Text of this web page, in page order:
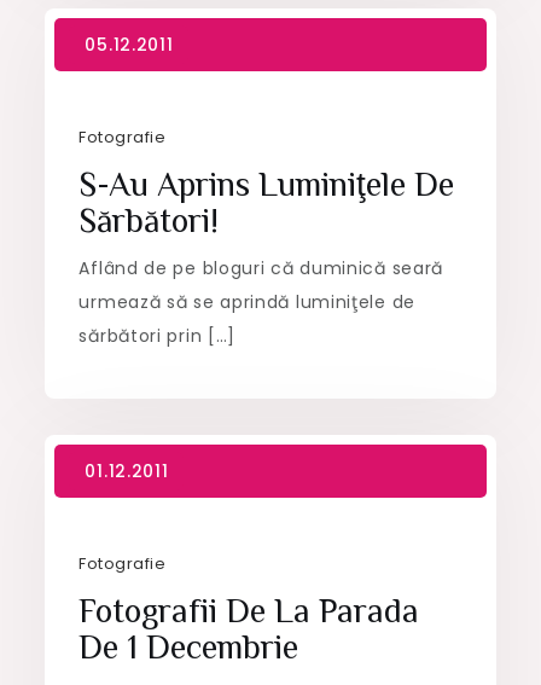
Fotografie
S-Au Aprins Luminiţele De
Sărbători!
Aflând de pe bloguri că duminică seară
urmează să se aprindă luminiţele de
sărbători prin […]
Fotografie
Fotografii De La Parada
De 1 Decembrie